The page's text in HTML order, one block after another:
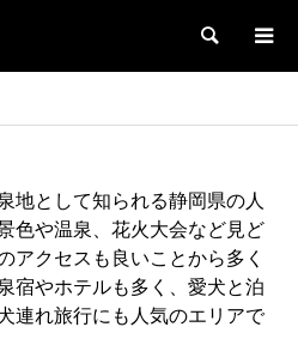
検索
地として知られる静岡県の人
色や温泉、花火大会など見ど
アクセスも良いことから多く
宿やホテルも多く、愛犬と泊
連れ旅行にも人気のエリアで